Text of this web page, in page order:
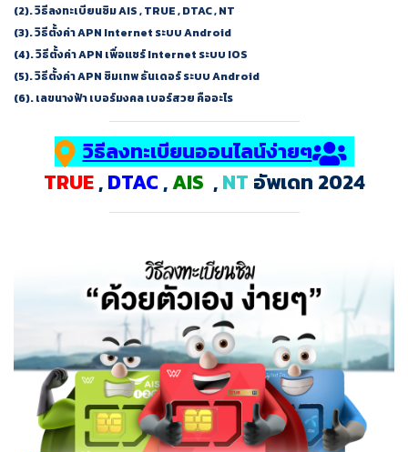
(2).วิธีลงทะเบียนซิม AIS , TRUE , DTAC , NT
(3).วิธีตั้งค่า APN Internet ระบบ Android
(4).วิธีตั้งค่า APN เพื่อแชร์ Internet ระบบ IOS
(5).วิธีตั้งค่า APN ซิมเทพ ธันเดอร์ ระบบ Android
(6).เลขนางฟ้า เบอร์มงคล เบอร์สวย คืออะไร
วิธีลงทะเบียนออนไลน์ง่ายๆ
TRUE,DTAC,AIS ,NT อัพเดท 2024